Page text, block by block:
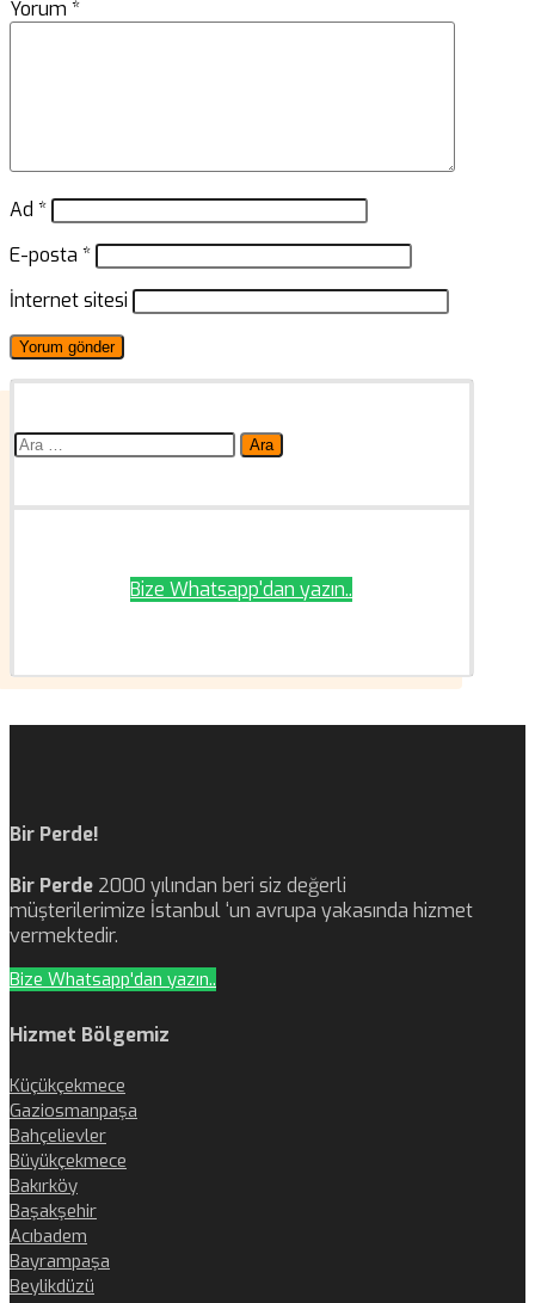
Yorum *
Ad *
E-posta *
İnternet sitesi
Arama:
Bize Whatsapp'dan yazın..
Bir Perde!
Bir Perde 2000 yılından beri siz değerli
müşterilerimize İstanbul ‘un avrupa yakasında hizmet
vermektedir.
Bize Whatsapp'dan yazın..
Hizmet Bölgemiz
Küçükçekmece
Gaziosmanpaşa
Bahçelievler
Büyükçekmece
Bakırköy
Başakşehir
Acıbadem
Bayrampaşa
Beylikdüzü